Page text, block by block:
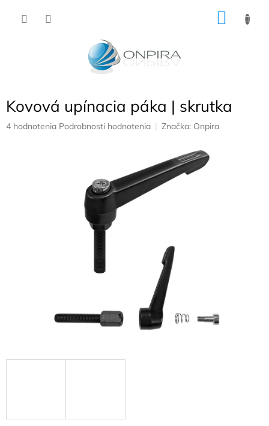
Kovová upínacia páka | skrutka
Priemerné
4 hodnotenia Podrobnosti hodnotenia Značka: Onpira